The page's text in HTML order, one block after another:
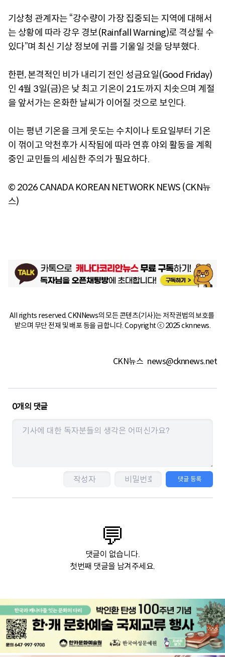
기상청 관계자는 “강수량이 가장 집중되는 지역에 대해서
는 상황에 따라 강우 경보(Rainfall Warning)로 격상될 수
있다”며 최신 기상 정보에 귀를 기울일 것을 당부했다.
한편, 본격적인 비가 내리기 전인 성금요일(Good Friday)
인 4월 3일(금)은 낮 최고 기온이 21도까지 치솟으며 계절
을 앞서가는 온화한 날씨가 이어질 것으로 보인다.
이는 평년 기온을 크게 웃도는 수치이나 토요일부터 기온
이 꺾이고 악천후가 시작됨에 따라 연휴 야외 활동을 계획
중인 교민들의 세심한 주의가 필요하다.
© 2026 CANADA KOREAN NETWORK NEWS (CKN뉴
스)
All rights reserved. CKNNews의 모든 콘텐츠(기사)는 저작권법의 보호를
받으며 무단 전재 및 배포 등을 금합니다. Copyright ⓒ 2025 cknnews.
CKN뉴스 news@cknnews.net
0개의 댓글
댓글 등록
💬
댓글이 없습니다.
첫번째 댓글을 남겨주세요.